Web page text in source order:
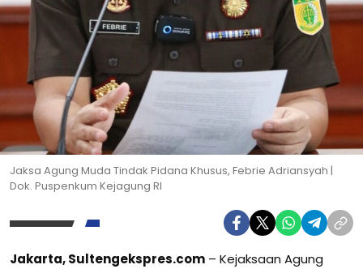
Jaksa Agung Muda Tindak Pidana Khusus, Febrie Adriansyah |
Dok. Puspenkum Kejagung RI
Jakarta, Sultengekspres.com – Kejaksaan Agung